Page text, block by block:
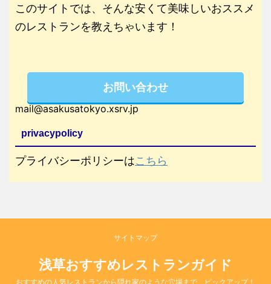
このサイトでは、そんな安くて美味しいおススメ
のレストランを教えちゃいます！
お問い合わせ
mail@asakusatokyo.xsrv.jp
privacypolicy
プライバシーポリシーはこちら
サイトマップ
浅草おすすめレストランガイド
おすすめの人気レストランから隠れ家のような穴場まで、ピックアップ！